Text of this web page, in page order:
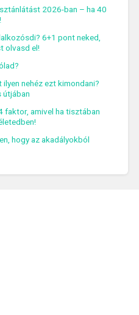
2026-ban – ha 40
6+1 pont neked,
olvasd el!
nehéz ezt kimondani?
útjában
faktor, amivel ha tisztában
hogy az akadályokból